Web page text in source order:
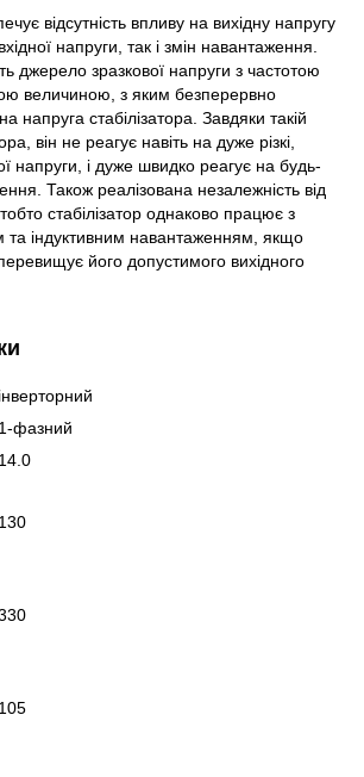
відсутність впливу на вихідну напругу
напруги, так і змін навантаження.
джерело зразкової напруги з частотою
величиною, з яким безперервно
напруга стабілізатора. Завдяки такій
він не реагує навіть на дуже різкі,
напруги, і дуже швидко реагує на будь-
Також реалізована незалежність від
стабілізатор однаково працює з
та індуктивним навантаженням, якщо
його допустимого вихідного
інверторний
1-фазний
14.0
130
105